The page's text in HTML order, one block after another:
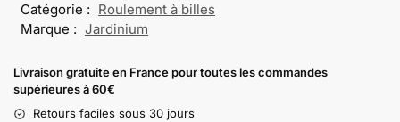
Catégorie : Roulement à billes
Marque : Jardinium
Livraison gratuite en France pour toutes les commandes
supérieures à 60€
Retours faciles sous 30 jours